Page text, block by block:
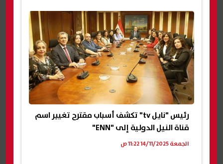
رئيس "نايل tv" تكشف أسباب مقترح تغيير اسم
قناة النيل الدولية إلى "ENN"
الجمعة 14/11/2025 11:22 ص